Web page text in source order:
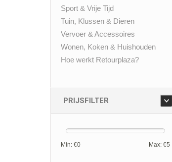
Sport & Vrije Tijd
Tuin, Klussen & Dieren
Vervoer & Accessoires
Wonen, Koken & Huishouden
Hoe werkt Retourplaza?
PRIJSFILTER
Min: €0 Max: €5